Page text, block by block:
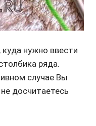
нужно ввести
ряда.
случае Вы
досчитаетесь